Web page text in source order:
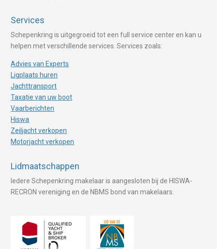
Services
Schepenkring is uitgegroeid tot een full service center en kan u
helpen met verschillende services. Services zoals:
Advies van Experts
Ligplaats huren
Jachttransport
Taxatie van uw boot
Vaarberichten
Hiswa
Zeiljacht verkopen
Motorjacht verkopen
Lidmaatschappen
Iedere Schepenkring makelaar is aangesloten bij de HISWA-
RECRON vereniging en de NBMS bond van makelaars.